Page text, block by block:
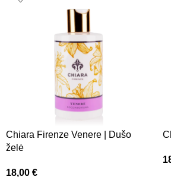
Chiara Firenze Venere | Dušo
želė
18,00 €